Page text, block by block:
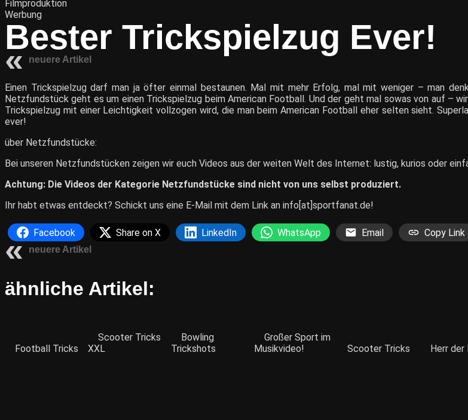
Filmproduktion
Werbung
Bester Trickspielzug Ever!
neuere Artikel
Einen Trickspielzug darf man ja öfter einmal bestaunen. Mal mit mehr Erfolg, mal mit weniger – man
Netzfundstück geht es um einen Trickspielzug beim American Football. Und der geht mal sowas von auf –
Trickspielzug mit einer Leichtigkeit vollzogen wird, die man beim American Football eher selten sieht.
ever!
über Netzfundstücke:
Bei unseren Netzfundstücken zeigen wir euch Videos aus der weiten Welt des Internet: lustig, kurios oder
Achtung: Die Videos der Kategorie Netzfundstücke sind nicht von uns selbst produziert.
Ihr habt etwas entdeckt? Schickt uns eine E-Mail mit dem Link an info[at]sportfanat.de!
Facebook Share on X LinkedIn WhatsApp Email Copy Link
neuere Artikel
ähnliche Artikel:
Football Tricks
Scooter Tricks
XXL
Bowling
Trickshots
Großer Sport im
Musikvideo!
Scooter Tricks Herr der